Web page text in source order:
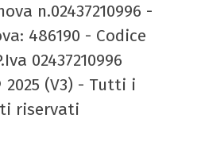
n.02437210996 -
486190 - Codice
02437210996
(V3) - Tutti i
riservati